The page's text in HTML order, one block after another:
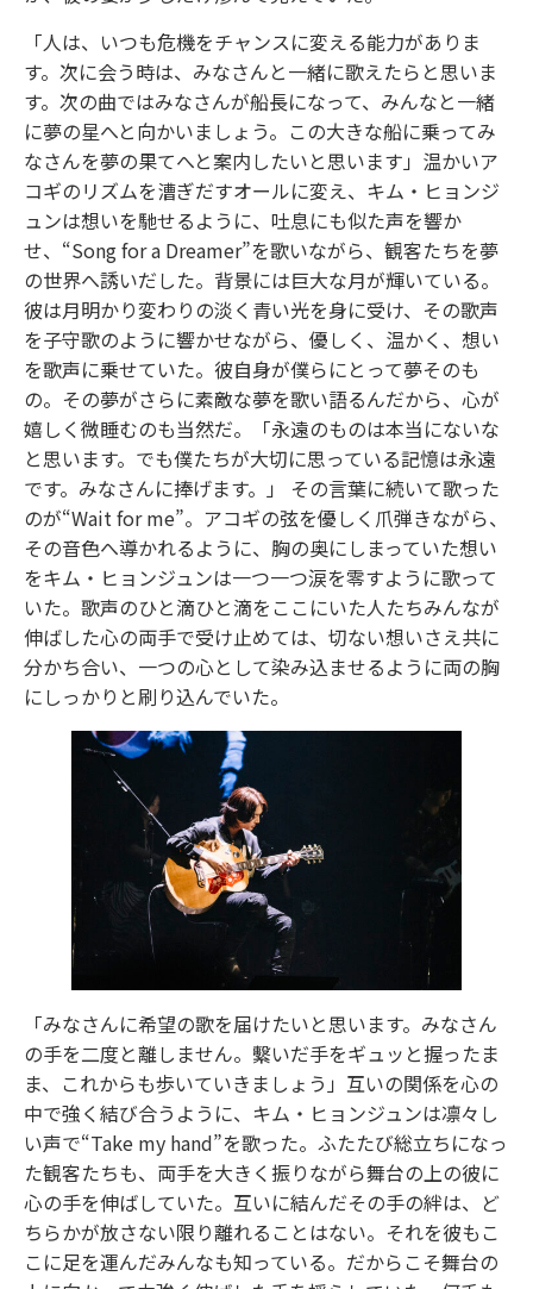
「人は、いつも危機をチャンスに変える能力がありま
す。次に会う時は、みなさんと一緒に歌えたらと思いま
す。次の曲ではみなさんが船長になって、みんなと一緒
に夢の星へと向かいましょう。この大きな船に乗ってみ
なさんを夢の果てへと案内したいと思います」温かいア
コギのリズムを漕ぎだすオールに変え、キム・ヒョンジ
ュンは想いを馳せるように、吐息にも似た声を響か
せ、“Song for a Dreamer”を歌いながら、観客たちを夢
の世界へ誘いだした。背景には巨大な月が輝いている。
彼は月明かり変わりの淡く青い光を身に受け、その歌声
を子守歌のように響かせながら、優しく、温かく、想い
を歌声に乗せていた。彼自身が僕らにとって夢そのも
の。その夢がさらに素敵な夢を歌い語るんだから、心が
嬉しく微睡むのも当然だ。「永遠のものは本当にないな
と思います。でも僕たちが大切に思っている記憶は永遠
です。みなさんに捧げます。」 その言葉に続いて歌った
のが“Wait for me”。アコギの弦を優しく爪弾きながら、
その音色へ導かれるように、胸の奥にしまっていた想い
をキム・ヒョンジュンは一つ一つ涙を零すように歌って
いた。歌声のひと滴ひと滴をここにいた人たちみんなが
伸ばした心の両手で受け止めては、切ない想いさえ共に
分かち合い、一つの心として染み込ませるように両の胸
にしっかりと刷り込んでいた。
「みなさんに希望の歌を届けたいと思います。みなさん
の手を二度と離しません。繫いだ手をギュッと握ったま
ま、これからも歩いていきましょう」互いの関係を心の
中で強く結び合うように、キム・ヒョンジュンは凛々し
い声で“Take my hand”を歌った。ふたたび総立ちになっ
た観客たちも、両手を大きく振りながら舞台の上の彼に
心の手を伸ばしていた。互いに結んだその手の絆は、ど
ちらかが放さない限り離れることはない。それを彼もこ
こに足を運んだみんなも知っている。だからこそ舞台の